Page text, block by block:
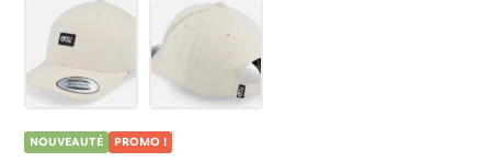
NOUVEAUTÉ PROMO !